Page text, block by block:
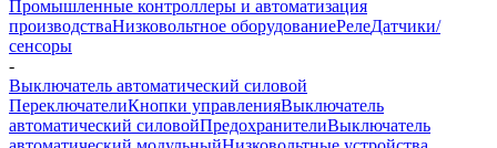
Промышленные контроллеры и автоматизация
производстваНизковольтное оборудованиеРелеДатчики/
сенсоры
-
Выключатель автоматический силовой
ПереключателиКнопки управленияВыключатель
автоматический силовойПредохранителиВыключатель